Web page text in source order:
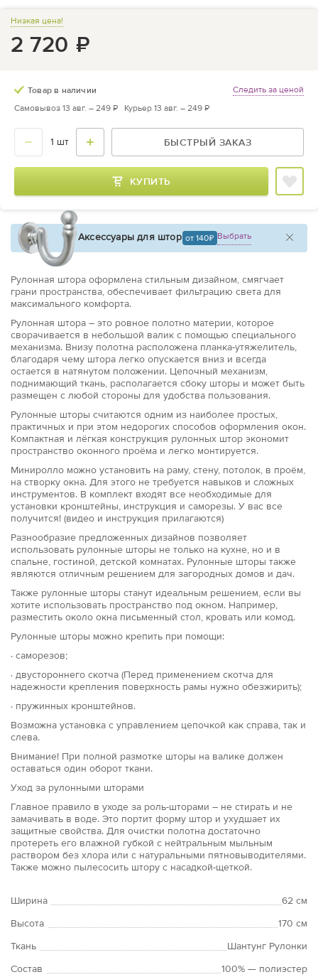
Низкая цена!
2 720 ₽
Товар в наличии
Следить за ценой
Самовывоз 13 авг. – 249 ₽ Курьер 13 авг. – 249 ₽
БЫСТРЫЙ ЗАКАЗ
КУПИТЬ
Аксессуары для штор от 140 Выбрать
Рулонная штора оформлена стильным дизайном, смягчает
грани пространства, обеспечивает фильтрацию света для
максимального комфорта.
Рулонная штора – это ровное полотно материи, которое
сворачивается в небольшой валик с помощью специального
механизма. Внизу полотна расположена планка-утяжелитель,
благодаря чему штора легко опускается вниз и всегда
остается в натянутом положении. Цепочный механизм,
поднимающий ткань, располагается сбоку шторы и может быть
размещен с любой стороны для удобства пользования.
Рулонные шторы считаются одним из наиболее простых,
практичных и при этом недорогих способов оформления окон.
Компактная и лёгкая конструкция рулонных штор экономит
пространство оконного проёма и легко монтируется.
Миниролло можно установить на раму, стену, потолок, в проём,
на створку окна. Для этого не требуется навыков и сложных
инструментов. В комплект входят все необходимые для
установки кронштейны, инструкция и саморезы. У вас все
получится! (видео и инструкция прилагаются)
Разнообразие предложенных дизайнов позволяет
использовать рулонные шторы не только на кухне, но и в
спальне, гостиной, детской комнатах. Рулонные шторы также
являются отличным решением для загородных домов и дач.
Также рулонные шторы станут идеальным решением, если вы
хотите использовать пространство под окном. Например,
разместить около окна письменный стол, кровать или комод.
Рулонные шторы можно крепить при помощи:
· саморезов;
· двустороннего скотча (Перед применением скотча для
надежности крепления поверхность рамы нужно обезжирить);
· пружинных кронштейнов.
Возможна установка с управлением цепочкой как справа, так и
слева.
Внимание! При полной размотке шторы на валике должен
оставаться один оборот ткани.
Уход за рулонными шторами
Главное правило в уходе за роль-шторами – не стирать и не
замачивать в воде. Это портит форму штор и ухудшает их
защитные свойства. Для очистки полотна достаточно
протереть его влажной губкой с нейтральным мыльным
раствором без хлора или с натуральными пятновыводителями.
Также можно пылесосить штору с насадкой-щеткой.
Ширина
62 см
Высота
170 см
Ткань
Шантунг Рулонки
Состав
100% — полиэстер